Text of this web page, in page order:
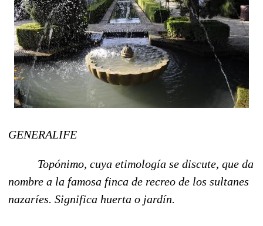
GENERALIFE
Topónimo, cuya etimología se discute, que da
nombre a la famosa finca de recreo de los sultanes
nazaríes. Significa huerta o jardín.